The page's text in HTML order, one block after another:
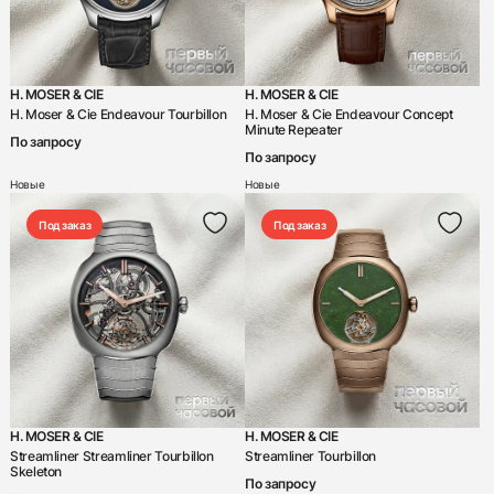
Quinting
Rebellion
Richard Mille
Roger Dubuis
Rolex
Romain Jerome
Tag Heuer
Tiffany & Co
Trilobe
Tudor
U-Boat
Ulysse N
H. MOSER & CIE
H. Moser & Cie Endeavour Tourbillon
По запросу
Новые
H. MOSER & CIE
H. Moser & Cie Endeavour Concept
Minute Repeater
По запросу
Новые
Под заказ
H. MOSER & CIE
Streamliner Streamliner Tourbillon
Skeleton
Под заказ
H. MOSER & CIE
Streamliner Tourbillon
По запросу